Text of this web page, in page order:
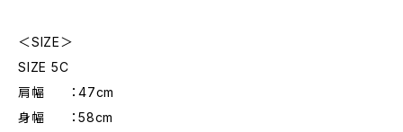
＜SIZE＞
SIZE 5C
肩幅 ：47cm
身幅 ：58cm